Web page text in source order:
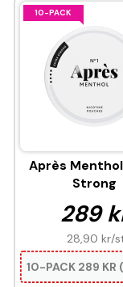
10-PACK
Après
Strong
289
28,90 kr/